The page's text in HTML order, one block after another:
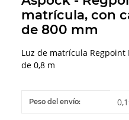
matrícula, con
de 800 mm
Luz de matrícula Regpoint
de 0,8 m
Peso del envío: